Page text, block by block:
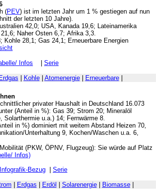
(PEV) ist im letzten Jahr um 1 % gestiegen auf nun
der letzten 10 Jahre).
42,0; USA, Kanada 19,6; Lateinamerika
Naher Osten 6,7; Afrika 3,3.
Kohle 28,1; Gas 24,1; Erneuerbare Energien
Infos Serie
Erdgas Kohle| Atomenergie| Erneuerbare|
privater Haushalt in Deutschland 16.073
(Anteil in %): Gas 39; Strom 20; Mineralöl
Solarthermie u.a.) 14; Fernwärme 8.
in %) dominiert mit weitem Abstand Heizen 70,
Unterhaltung 9, Kochen/Waschen u.a. 6,
(PKW, ÖPNV, Flugzeug): Sie würde auf Platz
Infos)
Infografik-Bezug Serie
Erdgas Erdöl Solarenergie| Biomasse|